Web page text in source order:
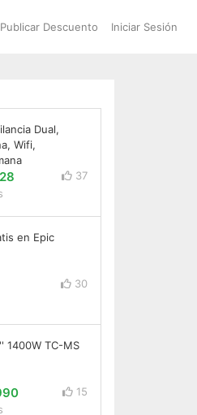
Publicar Descuento Iniciar Sesión
Dual,
Wifi,
37
en Epic
30
1400W TC-MS
15